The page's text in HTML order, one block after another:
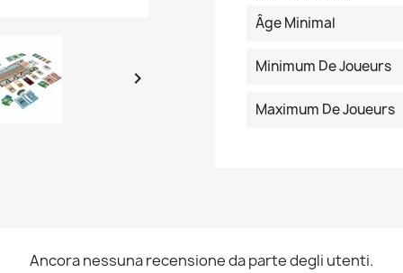

Âge Minimal
Minimum De Joueurs
Maximum De Joueurs
Ancora nessuna recensione da parte degli utenti.